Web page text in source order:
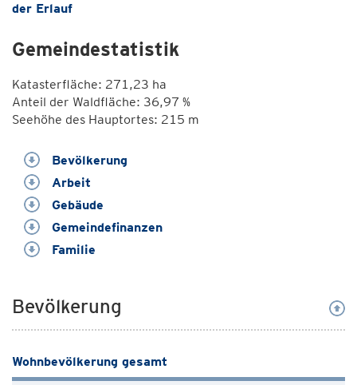
der Erlauf
Gemeindestatistik
Katasterfläche: 271,23 ha
Anteil der Waldfläche: 36,97 %
Seehöhe des Hauptortes: 215 m
Bevölkerung
Arbeit
Gebäude
Gemeindefinanzen
Familie
Bevölkerung
Wohnbevölkerung gesamt